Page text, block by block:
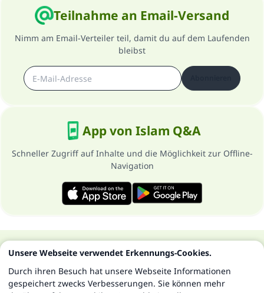
Teilnahme an Email-Versand
Nimm am Email-Verteiler teil, damit du auf dem Laufenden
bleibst
App von Islam Q&A
Schneller Zugriff auf Inhalte und die Möglichkeit zur Offline-
Navigation
Über die SeiteDatenschutzrichtlinien
Alle Rechte vorbehalten - Islam Q&A 1997-2025 ©
Beitrag dazu
Unsere Webseite verwendet Erkennungs-Cookies.
Durch ihren Besuch hat unsere Webseite Informationen
gespeichert zwecks Verbesserungen. Sie können mehr